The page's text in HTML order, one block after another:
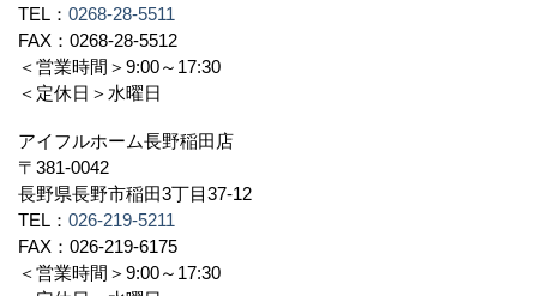
TEL： 0268-28-5511
FAX：0268-28-5512
＜営業時間＞9:00～17:30
＜定休日＞水曜日
アイフルホーム長野稲田店
〒381-0042
長野県長野市稲田3丁目37-12
TEL： 026-219-5211
FAX：026-219-6175
＜営業時間＞9:00～17:30